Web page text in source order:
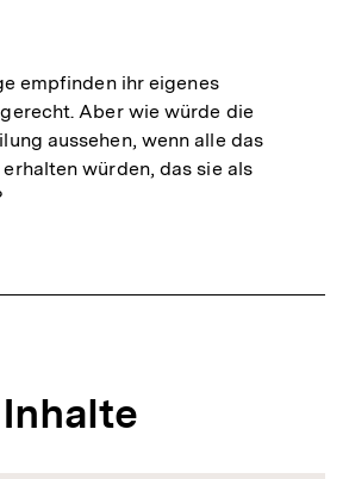
empfinden ihr eigenes
Aber wie würde die
aussehen, wenn alle das
würden, das sie als